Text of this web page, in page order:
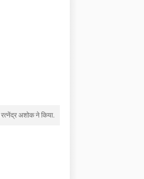
रत्नेंद्र अशोकने किया.